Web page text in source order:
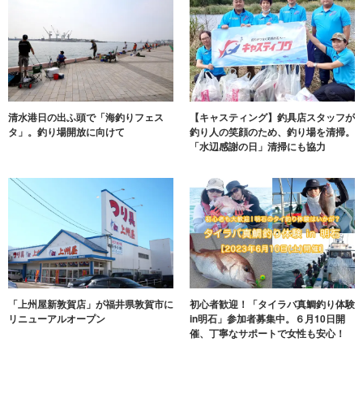
清水港日の出ふ頭で「海釣りフェス
タ」。釣り場開放に向けて
【キャスティング】釣具店スタッフが
釣り人の笑顔のため、釣り場を清掃。
「水辺感謝の日」清掃にも協力
「上州屋新敦賀店」が福井県敦賀市に
リニューアルオープン
初心者歓迎！「タイラバ真鯛釣り体験
in明石」参加者募集中。６月10日開
催、丁寧なサポートで女性も安心！